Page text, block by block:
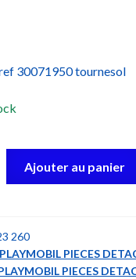
30071950 tournesol
Ajouter au panier
260
PLAYMOBIL PIECES
PIECES